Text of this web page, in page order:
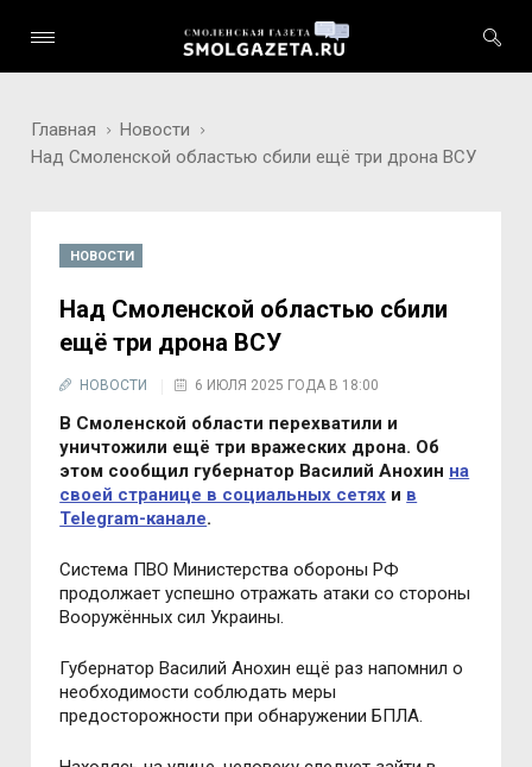
Главная
Новости
Над Смоленской областью сбили ещё три дрона ВСУ
НОВОСТИ
Над Смоленской областью сбили
ещё три дрона ВСУ
НОВОСТИ 6 ИЮЛЯ 2025 ГОДА В 18:00
В Смоленской области перехватили и
уничтожили ещё три вражеских дрона. Об
этом сообщил губернатор Василий Анохин на
своей странице в социальных сетях и в
Telegram-канале.
Система ПВО Министерства обороны РФ
продолжает успешно отражать атаки со стороны
Вооружённых сил Украины.
Губернатор Василий Анохин ещё раз напомнил о
необходимости соблюдать меры
предосторожности при обнаружении БПЛА.